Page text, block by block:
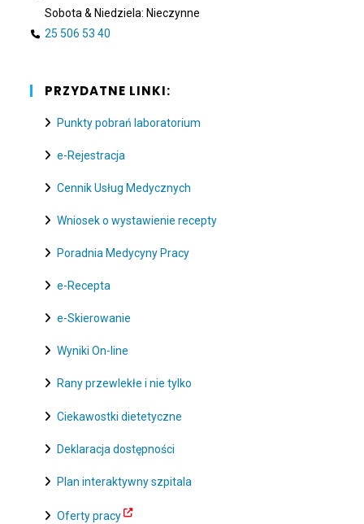
Sobota & Niedziela: Nieczynne
25 506 53 40
PRZYDATNE LINKI:
Punkty pobrań laboratorium
e-Rejestracja
Cennik Usług Medycznych
Wniosek o wystawienie recepty
Poradnia Medycyny Pracy
e-Recepta
e-Skierowanie
Wyniki On-line
Rany przewlekłe i nie tylko
Ciekawostki dietetyczne
Deklaracja dostępności
Plan interaktywny szpitala
Oferty pracy